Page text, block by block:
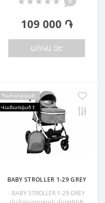
109 000 ֏
ԱՌԿԱ ՉԷ
Պահանջված
Վաճառված է
BABY STROLLER 1-29 GREY
- BABY STROLLER 1-29 GREY